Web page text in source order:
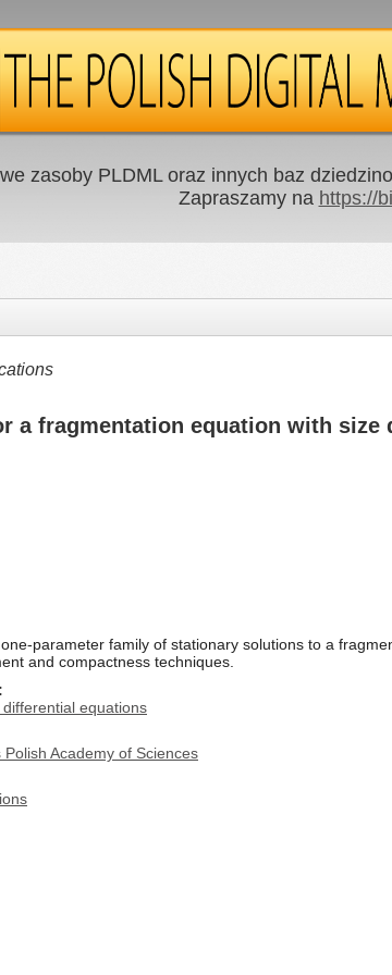
zasoby PLDML oraz innych baz
Zapraszamy na https://
a fragmentation equation with size
parameter family of stationary solutions to a
and compactness techniques.
equations
Academy of Sciences